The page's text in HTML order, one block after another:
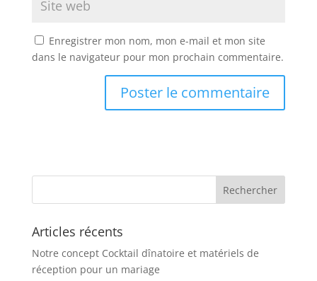
Enregistrer mon nom, mon e-mail et mon site
dans le navigateur pour mon prochain commentaire.
Articles récents
Notre concept Cocktail dînatoire et matériels de
réception pour un mariage